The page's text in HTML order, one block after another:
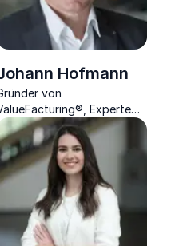
Hofmann
von
Experte
Digitalisierung &
4.0, Autor.